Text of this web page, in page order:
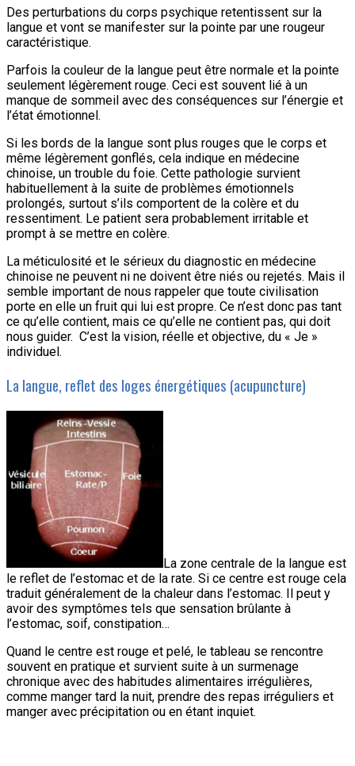
Des perturbations du corps psychique retentissent sur la
langue et vont se manifester sur la pointe par une rougeur
caractéristique.
Parfois la couleur de la langue peut être normale et la pointe
seulement légèrement rouge. Ceci est souvent lié à un
manque de sommeil avec des conséquences sur l’énergie et
l’état émotionnel.
Si les bords de la langue sont plus rouges que le corps et
même légèrement gonflés, cela indique en médecine
chinoise, un trouble du foie. Cette pathologie survient
habituellement à la suite de problèmes émotionnels
prolongés, surtout s’ils comportent de la colère et du
ressentiment. Le patient sera probablement irritable et
prompt à se mettre en colère.
La méticulosité et le sérieux du diagnostic en médecine
chinoise ne peuvent ni ne doivent être niés ou rejetés. Mais il
semble important de nous rappeler que toute civilisation
porte en elle un fruit qui lui est propre. Ce n’est donc pas tant
ce qu’elle contient, mais ce qu’elle ne contient pas, qui doit
nous guider. C’est la vision, réelle et objective, du « Je »
individuel.
La langue, reflet des loges énergétiques (acupuncture)
La zone centrale de la langue est
le reflet de l’estomac et de la rate. Si ce centre est rouge cela
traduit généralement de la chaleur dans l’estomac. Il peut y
avoir des symptômes tels que sensation brûlante à
l’estomac, soif, constipation…
Quand le centre est rouge et pelé, le tableau se rencontre
souvent en pratique et survient suite à un surmenage
chronique avec des habitudes alimentaires irrégulières,
comme manger tard la nuit, prendre des repas irréguliers et
manger avec précipitation ou en étant inquiet.